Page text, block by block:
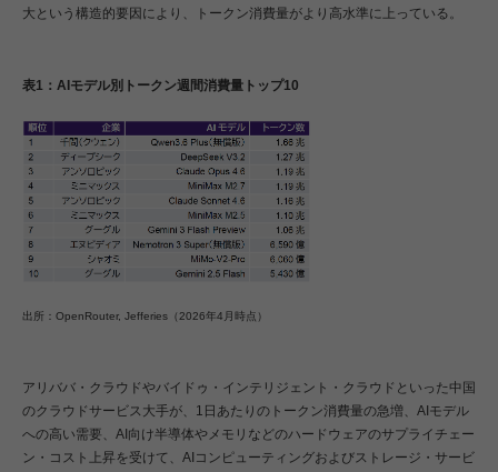
大という構造的要因により、トークン消費量がより高水準に上っている。
表1：AIモデル別トークン週間消費量トップ10
出所：OpenRouter, Jefferies（2026年4月時点）
アリババ・クラウドやバイドゥ・インテリジェント・クラウドといった中国
のクラウドサービス大手が、1日あたりのトークン消費量の急増、AIモデル
への高い需要、AI向け半導体やメモリなどのハードウェアのサプライチェー
ン・コスト上昇を受けて、AIコンピューティングおよびストレージ・サービ